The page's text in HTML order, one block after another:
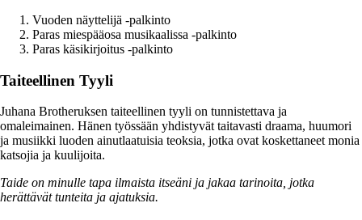
Vuoden näyttelijä -palkinto
Paras miespääosa musikaalissa -palkinto
Paras käsikirjoitus -palkinto
Taiteellinen Tyyli
Juhana Brotheruksen taiteellinen tyyli on tunnistettava ja
omaleimainen. Hänen työssään yhdistyvät taitavasti draama, huumori
ja musiikki luoden ainutlaatuisia teoksia, jotka ovat koskettaneet monia
katsojia ja kuulijoita.
Taide on minulle tapa ilmaista itseäni ja jakaa tarinoita, jotka
herättävät tunteita ja ajatuksia.